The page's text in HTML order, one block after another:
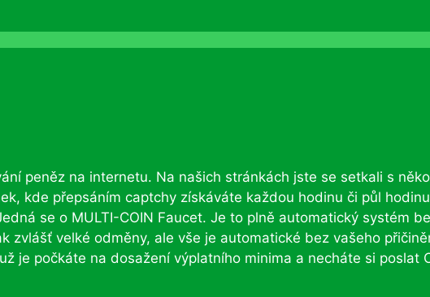
peněz na internetu. Na našich stránkách jste se setkali s
kde přepsáním captchy získáváte každou hodinu či půl hodinu
se o MULTI-COIN Faucet. Je to plně automatický systém
zvlášť velké odměny, ale vše je automatické bez vašeho
je počkáte na dosažení výplatního minima a necháte si poslat